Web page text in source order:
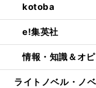
kotoba
e!集英社
情報・知識＆オ
ライトノベル・ノ